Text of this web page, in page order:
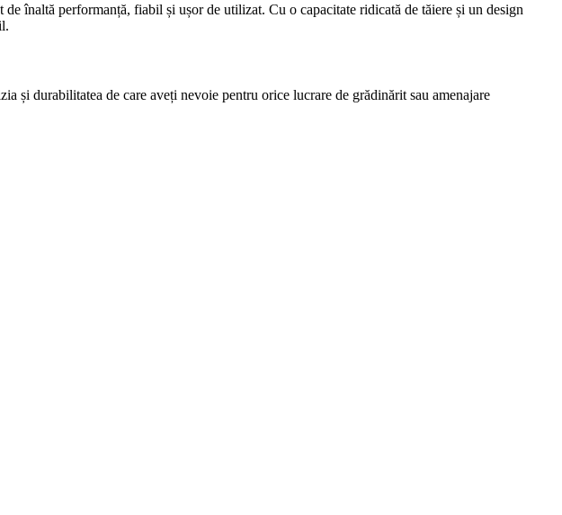
înaltă performanță, fiabil și ușor de utilizat. Cu o capacitate ridicată de tăiere și un design
și durabilitatea de care aveți nevoie pentru orice lucrare de grădinărit sau amenajare